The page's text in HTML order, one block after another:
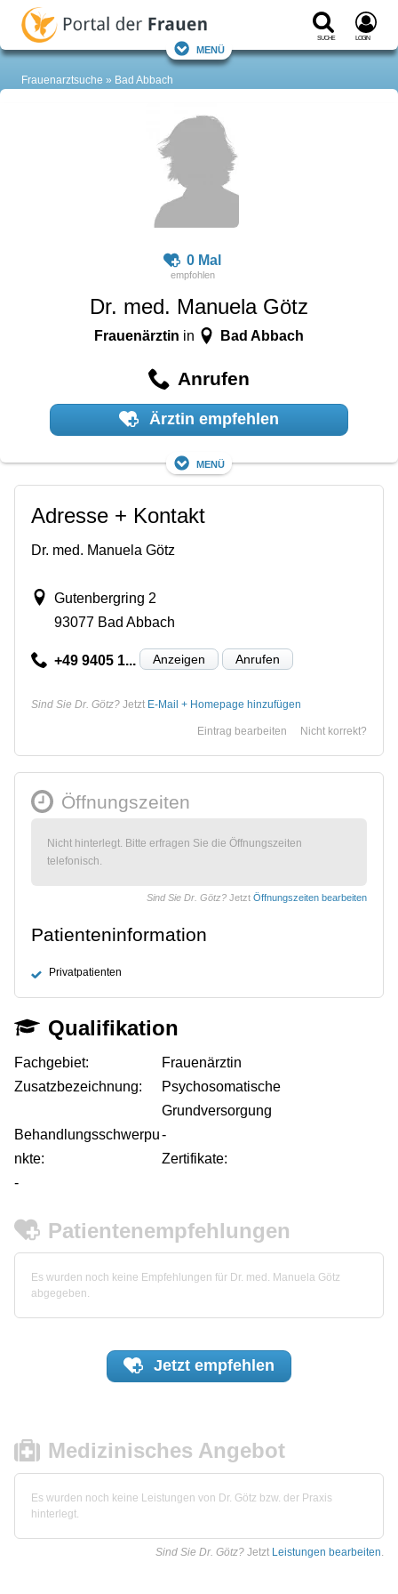
Suche Login
Menü
Frauenarztsuche Bad Abbach
0 Mal
Dr. med. Manuela Götz
Frauenärztin in Bad Abbach
Anrufen
Ärztin empfehlen
Menü
Adresse + Kontakt
Dr. med. Manuela Götz
Gutenbergring 2
93077 Bad Abbach
+49 9405 1... Anzeigen Anrufen
Sind Sie Dr. Götz? Jetzt E-Mail + Homepage hinzufügen
Nicht korrekt?
Eintrag bearbeiten
Öffnungszeiten
Nicht hinterlegt. Bitte erfragen Sie die Öffnungszeiten
telefonisch.
Sind Sie Dr. Götz? Jetzt Öffnungszeiten bearbeiten
Patienteninformation
Privatpatienten
Qualifikation
Fachgebiet:
Frauenärztin
Zusatzbezeichnung:
Psychosomatische
Grundversorgung
Behandlungsschwerpu
nkte:
-
Zertifikate:
-
Patientenempfehlungen
Es wurden noch keine Empfehlungen für Dr. med. Manuela Götz
abgegeben.
Jetzt empfehlen
Medizinisches Angebot
Es wurden noch keine Leistungen von Dr. Götz bzw. der Praxis
hinterlegt.
Sind Sie Dr. Götz? Jetzt Leistungen bearbeiten.